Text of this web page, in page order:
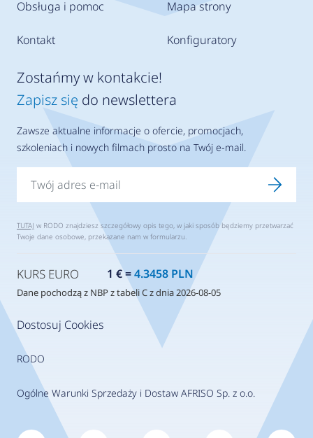
Obsługa i pomoc
Kontakt
Mapa strony
Konfiguratory
Dostosuj Cookies
RODO
Ogólne Warunki Sprzedaży i Dostaw AFRISO Sp. z o.o.
Zostańmy w kontakcie!
Zapisz się do newslettera
Zawsze aktualne informacje o ofercie, promocjach,
szkoleniach i nowych filmach prosto na Twój e-mail.
TUTAJ w RODO znajdziesz szczegółowy opis tego, w jaki sposób będziemy przetwarzać
Twoje dane osobowe, przekazane nam w formularzu.
KURS EURO 1 € =4.3458 PLN
Dane pochodzą z NBP z tabeli C z dnia 2026-08-05